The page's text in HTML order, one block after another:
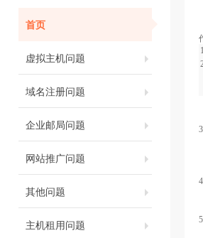
首页
虚拟主机问题
域名注册问题
企业邮局问题
网站推广问题
其他问题
主机租用问题